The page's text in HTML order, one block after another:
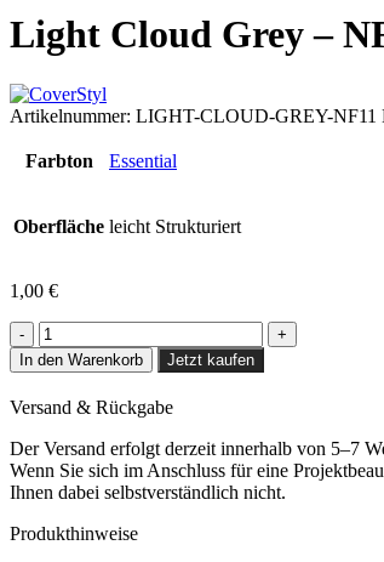
Light Cloud Grey –
Artikelnummer: LIGHT-CLOUD-GREY-NF11
Farbton Essential
Oberfläche leicht Strukturiert
1,00 €
Light
Cloud
Grey
NF11
Menge
In den Warenkorb Jetzt kaufen
Versand & Rückgabe
Der Versand erfolgt derzeit innerhalb von 5–7
Wenn Sie sich im Anschluss für eine
Ihnen dabei selbstverständlich nicht.
Produkthinweise